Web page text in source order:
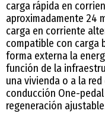
carga rápida en
aproximadamente 24
carga en corriente
compatible con carga
forma externa la
función de la
una vivienda o a la
conducción One-
regeneración